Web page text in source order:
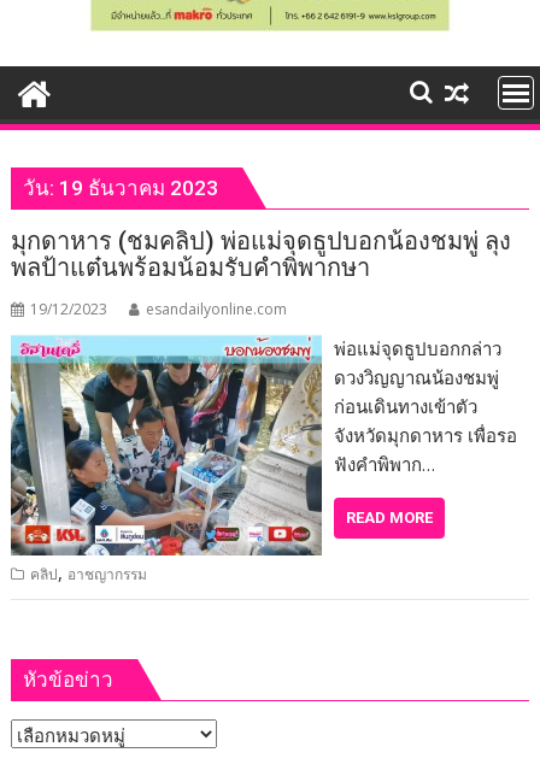
วัน: 19 ธันวาคม 2023
มุกดาหาร (ชมคลิป) พ่อแม่จุดธูปบอกน้องชมพู่ ลุง
พลป้าแต๋นพร้อมน้อมรับคำพิพากษา
19/12/2023 esandailyonline.com
พ่อแม่จุดธูปบอกกล่าว
ดวงวิญญาณน้องชมพู่
ก่อนเดินทางเข้าตัว
จังหวัดมุกดาหาร เพื่อรอ
ฟังคำพิพาก…
READ MORE
คลิป, อาชญากรรม
หัวข้อข่าว
หัวข้อ